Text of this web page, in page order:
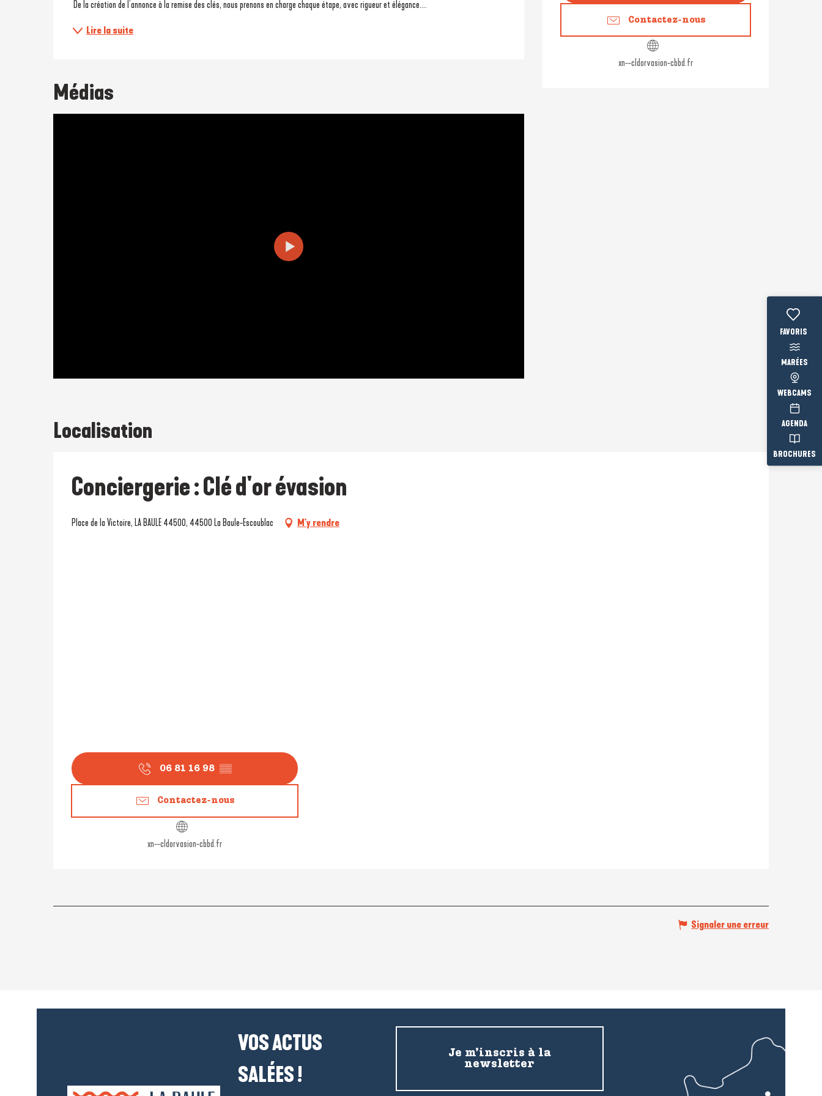
Voir les
MARÉES
WEBCAMS
AGENDA
BROCHURES
Contactez-nous
xn--cldorvasion-cbbd.fr
De la création de l’annonce à la remise des clés, nous prenons en charge chaque étape, avec rigueur et élégance....
Lire la suite
Médias
Localisation
Conciergerie : Clé d'or évasion
Place de la Victoire, LA BAULE 44500, 44500 La Baule-Escoublac M'y rendre
06 81 16 98 ▒▒
Contactez-nous
xn--cldorvasion-cbbd.fr
Signaler une erreur
VOS ACTUS
SALÉES !
Je m’inscris à la
newsletter